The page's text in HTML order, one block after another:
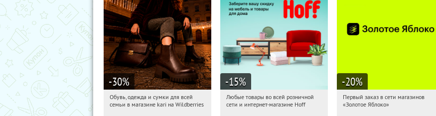
-30%
01:50:59 Получили:
Обувь, одежда и сумки для всей
семьи в магазине kari на Wildberries
-15%
01:50:59 Получили:
Любые товары во всей розничной
сети и интернет-магазине Hoff
-20%
01:50:59
Получи первым!
Первый заказ в сети магазинов
«Золотое Яблоко»